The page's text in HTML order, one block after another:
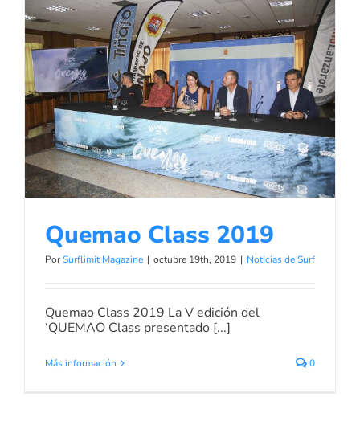
Quemao Class 2019
Noticias de Surf
Quemao Class 2019
PorSurflimit Magazine | octubre 19th, 2019 | Noticias de Surf
Quemao Class 2019 La V edición del
‘QUEMAO Class presentado [...]
Más información 0